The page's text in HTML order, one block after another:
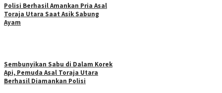
Polisi Berhasil Amankan Pria Asal
Toraja Utara Saat Asik Sabung
Ayam
Sembunyikan Sabu di Dalam Korek
Api, Pemuda Asal Toraja Utara
Berhasil Diamankan Polisi